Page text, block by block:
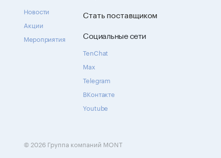
Новости
Акции
Мероприятия
Стать поставщиком
Социальные сети
TenChat
Max
Telegram
ВКонтакте
Youtube
© 2026 Группа компаний MONT